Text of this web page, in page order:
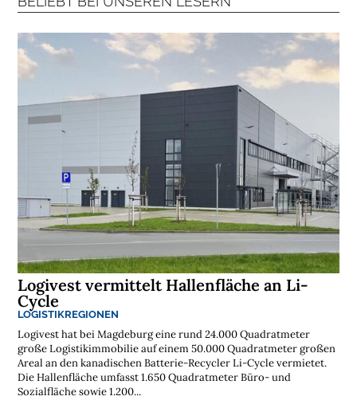
Logivest vermittelt Hallenfläche an Li-
Cycle
LOGISTIKREGIONEN
Logivest hat bei Magdeburg eine rund 24.000 Quadratmeter
große Logistikimmobilie auf einem 50.000 Quadratmeter großen
Areal an den kanadischen Batterie-Recycler Li-Cycle vermietet.
Die Hallenfläche umfasst 1.650 Quadratmeter Büro- und
Sozialfläche sowie 1.200...